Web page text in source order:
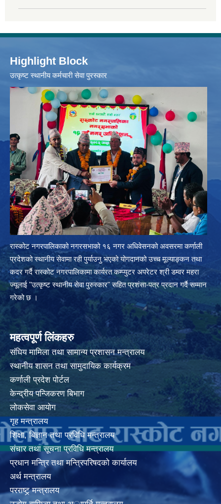
Highlight Block
उत्‍कृष्ट स्थानीय कर्मचारी सेवा पुरस्कार
रास्कोट नगरपालिकाको नगरसभाको १६ नगर अधिवेसनको अवसरमा कर्णाली
प्रदेशको स्थानीय सेवामा रही पुर्याउनु भएको योगदानको उच्च मूल्याङ्कन तथा
कदर गर्दै रास्कोट नगरपालिकामा कार्यरत कम्प्युटर अपरेटर श्री डम्वर महरा
ज्यूलाई "उत्कृष्ट स्थानीय सेवा पुरुस्कार" सहित प्रशंसा-पत्र प्रदान गर्दै सम्मान
गरेको छ ।
महत्वपूर्ण लिंकहरु
संघिय मामिला तथा सामान्य प्रशासन मन्त्रालय
स्थानीय शासन तथा सामुदायिक कार्यक्रम
कर्णाली प्रदेश पोर्टल
केन्द्रीय पन्जिकरण बिभाग
लोकसेवा आयोग
गृह मन्त्रालय
शिक्षा, बिज्ञान तथा प्रविधि मन्त्रालय
संचार तथा सूचना प्रविधि मन्त्रालय
प्रधान मन्त्रि तथा मन्त्रिपरिषदको कार्यालय
अर्थ मन्त्रालय
परराष्ट्र् मन्त्रालय